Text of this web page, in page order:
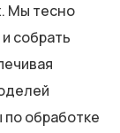
Мы тесно
собрать
обработке